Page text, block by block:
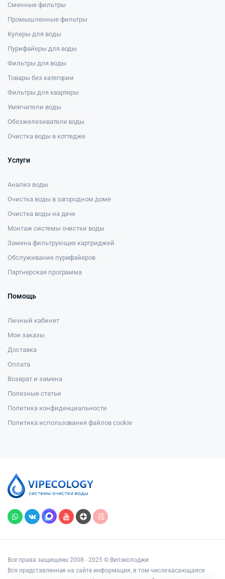
Сменные фильтры
Промышленные фильтры
Кулеры для воды
Пурифайеры для воды
Фильтры для воды
Товары без категории
Фильтры для квартиры
Умягчители воды
Обезжелезиватели воды
Очистка воды в коттедже
Услуги
Анализ воды
Очистка воды в загородном доме
Очистка воды на даче
Монтаж системы очистки воды
Замена фильтрующих картриджей
Обслуживание пурифайеров
Партнерская программа
Помощь
Личный кабинет
Мои заказы
Доставка
Оплата
Возврат и замена
Полезные статьи
Политика конфиденциальности
Политика использования файлов cookie
Все права защищены 2008 - 2025 © Випэколоджи
Вся представленная на сайте информация, в том числе касающаяся